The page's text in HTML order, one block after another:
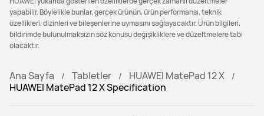
yapabilir. Böylelikle bunlar, gerçek ürünün, ürün performansı, teknik
özellikleri, dizinleri ve bileşenlerine uymasını sağlayacaktır. Ürün bilgileri,
bildirimde bulunulmaksızın söz konusu değişikliklere ve düzeltmelere tabi
olacaktır.
Ana Sayfa Tabletler
HUAWEI MatePad 12 X
HUAWEI MatePad 12 X Specification